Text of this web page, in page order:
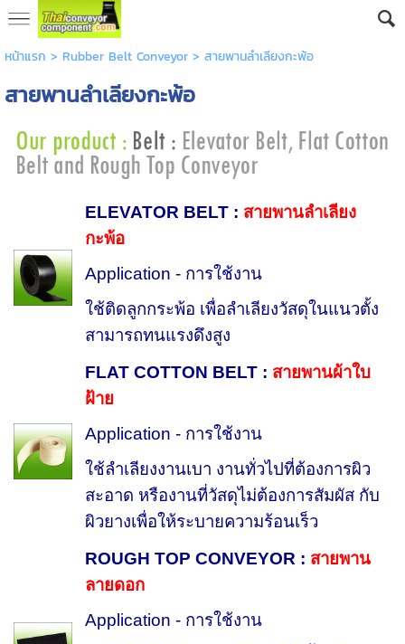
หน้าแรก > Rubber Belt Conveyor> สายพานลำเลียงกะพ้อ
สายพานลำเลียงกะพ้อ
ELEVATOR BELT : สายพานลำเลียง
กะพ้อ
Application - การใช้งาน
ใช้ติดลูกกระพ้อ เพื่อลำเลียงวัสดุในแนวตั้ง
สามารถทนแรงดึงสูง
FLAT COTTON BELT : สายพานผ้าใบ
ฝ้าย
Application - การใช้งาน
ใช้ลำเลียงงานเบา งานทั่วไปที่ต้องการผิว
สะอาด หรืองานที่วัสดุไม่ต้องการสัมผัส กับ
ผิวยางเพื่อให้ระบายความร้อนเร็ว
ROUGH TOP CONVEYOR : สายพาน
ลายดอก
Application - การใช้งาน